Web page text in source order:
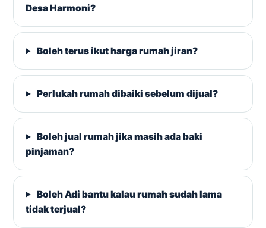
Desa Harmoni?
Boleh terus ikut harga rumah jiran?
Perlukah rumah dibaiki sebelum dijual?
Boleh jual rumah jika masih ada baki
pinjaman?
Boleh Adi bantu kalau rumah sudah lama
tidak terjual?